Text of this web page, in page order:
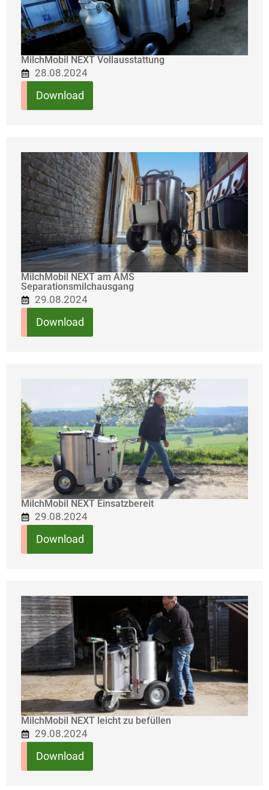
MilchMobil NEXT Vollausstattung
28.08.2024
Download
MilchMobil NEXT am AMS
Separationsmilchausgang
29.08.2024
Download
MilchMobil NEXT Einsatzbereit
29.08.2024
Download
MilchMobil NEXT leicht zu befüllen
29.08.2024
Download